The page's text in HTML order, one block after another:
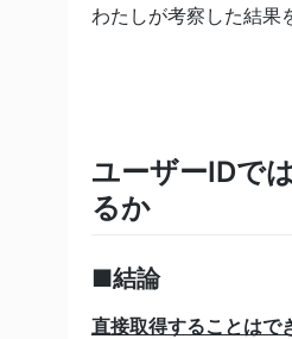
わたしが考察した結果
ユーザーIDで
るか
■結論
直接取得することはで